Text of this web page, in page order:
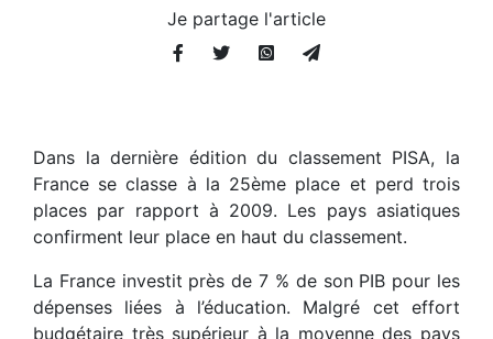
Je partage l'article
Dans la dernière édition du classement PISA, la
France se classe à la 25ème place et perd trois
places par rapport à 2009. Les pays asiatiques
confirment leur place en haut du classement.
La France investit près de 7 % de son PIB pour les
dépenses liées à l’éducation. Malgré cet effort
budgétaire très supérieur à la moyenne des pays